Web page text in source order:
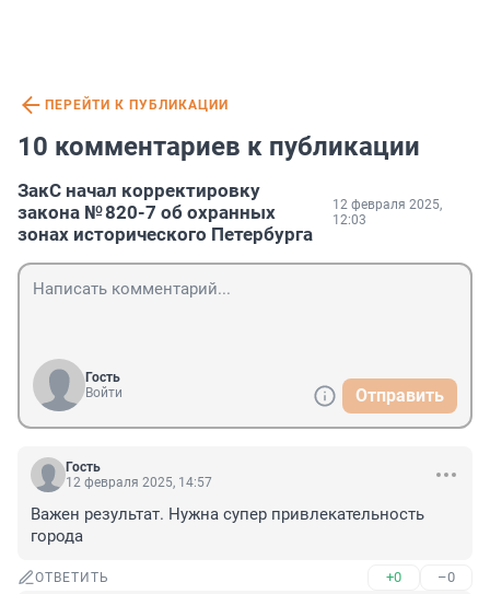
ПЕРЕЙТИ К ПУБЛИКАЦИИ
10 комментариев к публикации
ЗакС начал корректировку
закона № 820-7 об охранных
зонах исторического Петербурга
12 февраля 2025,
12:03
Гость
Войти
Отправить
Гость
12 февраля 2025, 14:57
Важен результат. Нужна супер привлекательность
города
ОТВЕТИТЬ +0 –0